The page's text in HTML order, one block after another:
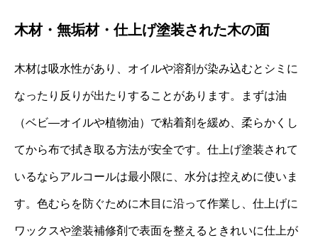
木材・無垢材・仕上げ塗装された木の面
木材は吸水性があり、オイルや溶剤が染み込むとシミに
なったり反りが出たりすることがあります。まずは油
（ベビ―オイルや植物油）で粘着剤を緩め、柔らかくし
てから布で拭き取る方法が安全です。仕上げ塗装されて
いるならアルコールは最小限に、水分は控えめに使いま
す。色むらを防ぐために木目に沿って作業し、仕上げに
ワックスや塗装補修剤で表面を整えるときれいに仕上が